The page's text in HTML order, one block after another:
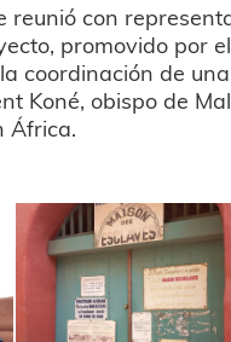
reunió con
promovido por
coordinación de
Koné, obispo de
África.